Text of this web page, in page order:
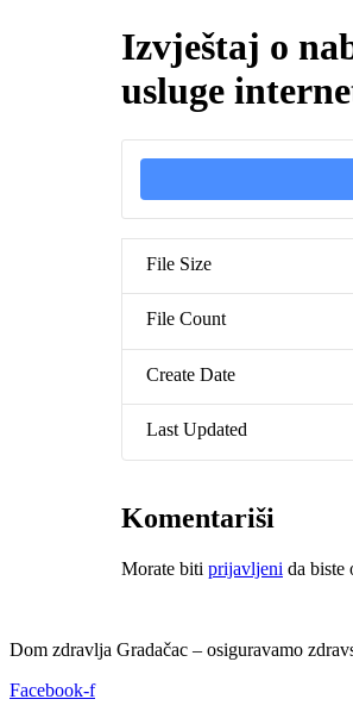
Izvještaj o
usluge
File Size
File Count
Create Date
Last Updated
Komentariši
Morate biti prijavljeni da biste
Dom zdravlja Gradačac – osiguravamo
Facebook-f